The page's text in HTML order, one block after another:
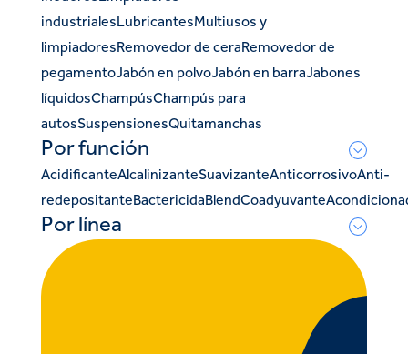
industriales LubricantesMultiusos y
limpiadores Removedor de cera Removedor de
pegamentoJabón en polvoJabón en barraJabones
líquidosChampúsChampús para
autosSuspensionesQuitamanchas
Por función
AcidificanteAlcalinizanteSuavizanteAnticorrosivoAnti-
redepositante Bactericida BlendCoadyuvante
Por línea